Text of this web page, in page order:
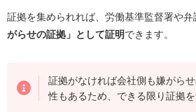
証拠を集められれば、労働基準監督署や
がらせの証拠」として証明できます。
証拠がなければ会社側も嫌がら
性もあるため、できる限り証拠を